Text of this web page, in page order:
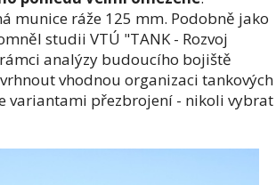
munice ráže 125 mm. Podobně jako
studii VTÚ "TANK - Rozvoj
analýzy budoucího bojiště
vhodnou organizaci tankových
variantami přezbrojení - nikoli vybrat